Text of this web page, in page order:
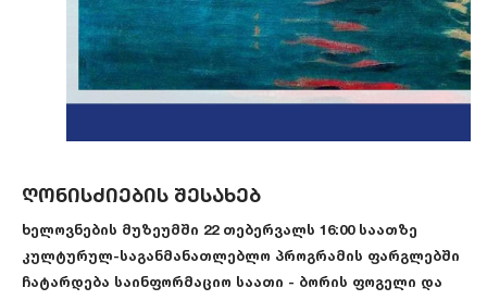
ღონისძიების შესახებ
ხელოვნების მუზეუმში 22 თებერვალს 16:00 საათზე
კულტურულ-საგანმანათლებლო პროგრამის ფარგლებში
ჩატარდება საინფორმაციო საათი - ბორის ფოგელი და